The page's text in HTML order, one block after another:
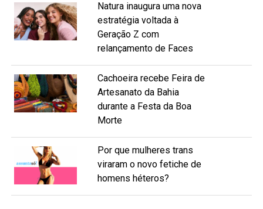
Natura inaugura uma nova
estratégia voltada à
Geração Z com
relançamento de Faces
Cachoeira recebe Feira de
Artesanato da Bahia
durante a Festa da Boa
Morte
Por que mulheres trans
viraram o novo fetiche de
homens héteros?